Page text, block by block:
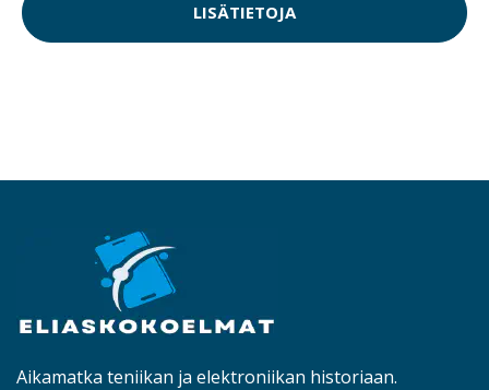
LISÄTIETOJA
Aikamatka teniikan ja elektroniikan historiaan.